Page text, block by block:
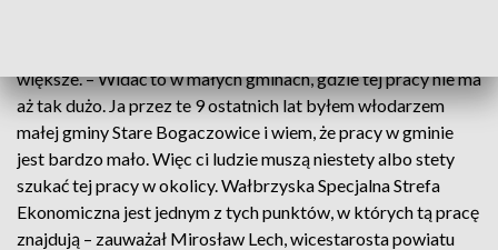
większe. – Widać to w małych gminach, gdzie tej pracy nie ma
aż tak dużo. Ja przez te 9 ostatnich lat byłem włodarzem
małej gminy Stare Bogaczowice i wiem, że pracy w gminie
jest bardzo mało. Więc ci ludzie muszą niestety albo stety
szukać tej pracy w okolicy. Wałbrzyska Specjalna Strefa
Ekonomiczna jest jednym z tych punktów, w których tą pracę
znajdują – zauważał Mirosław Lech, wicestarosta powiatu